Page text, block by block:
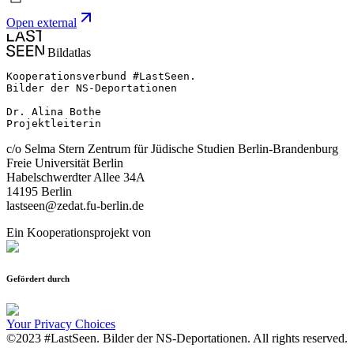
Open external
Bildatlas
Kooperationsverbund #LastSeen.
Bilder der NS-Deportationen
Dr. Alina Bothe
Projektleiterin
c/o Selma Stern Zentrum für Jüdische Studien Berlin-Brandenburg
Freie Universität Berlin
Habelschwerdter Allee 34A
14195 Berlin
lastseen@zedat.fu-berlin.de
Ein Kooperationsprojekt von
Gefördert durch
Your Privacy Choices
©2023 #LastSeen. Bilder der NS-Deportationen. All rights reserved.